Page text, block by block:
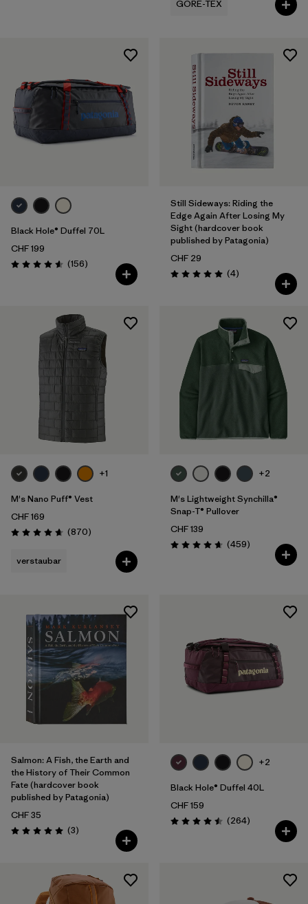
GORE-TEX
Black Hole® Duffel 70L
CHF 199
Bewertung: 4.6 / 5
(156Rezensionen
)
Still Sideways: Riding the
Edge Again After Losing My
Sight (hardcover book
published by Patagonia)
CHF 29
Bewertung: 5.0 / 5
(4Rezensionen
)
+1
M's Nano Puff® Vest
CHF 169
Bewertung: 4.7 / 5
(870Rezensionen
)
verstaubar
+2
M's Lightweight Synchilla®
Snap-T® Pullover
CHF 139
Bewertung: 4.7 / 5
(459Rezensionen
)
Salmon: A Fish, the Earth and
the History of Their Common
Fate (hardcover book
published by Patagonia)
CHF 35
Bewertung: 5.0 / 5
(3Rezensionen
)
+2
Black Hole® Duffel 40L
CHF 159
Bewertung: 4.5 / 5
(264Rezensionen
)